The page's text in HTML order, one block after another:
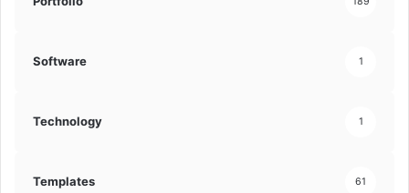
Software 1
Technology 1
Templates 61